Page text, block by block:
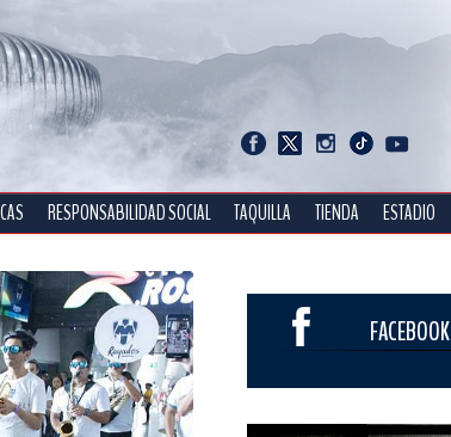
RESPONSABILIDAD SOCIAL TAQUILLA TIENDA ESTADIO
FACEBOOK